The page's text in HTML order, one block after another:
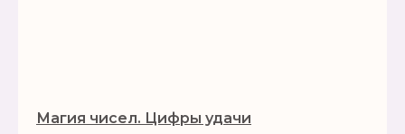
Магия чисел. Цифры удачи